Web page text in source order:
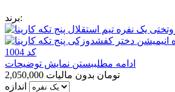
برند:
ادامه مطلببستن نمایش توضیحات
2,050,000 تومان بدون مالیات
اندازه